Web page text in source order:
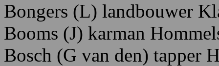
Bongers (L) landbouwer K
Booms (J) karman H
Bosch (G van den) tapper